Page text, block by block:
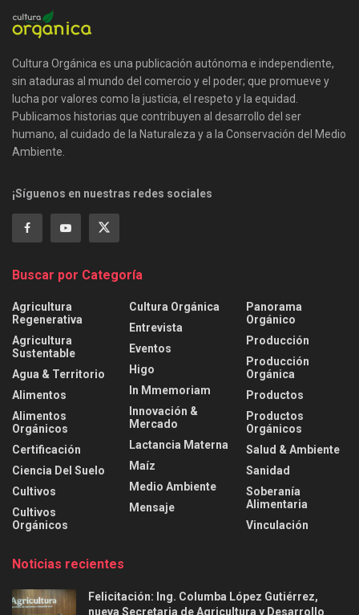
Cultura Orgánica es una publicación autónoma e independiente,
sin ataduras al mundo del comercio y el poder; que promueve y
lucha por valores como la justicia, el respeto y la equidad.
Publicamos historias que contribuyen al desarrollo del ser
humano, al cuidado de la Naturaleza y a la Conservación del Medio
Ambiente.
¡Síguenos en nuestras redes sociales
Buscar por Categoría
Agricultura
Regenerativa
Agricultura
Sustentable
Agua & Territorio
Alimentos
Alimentos
Orgánicos
Certificación
Ciencia Del Suelo
Cultivos
Cultivos
Orgánicos
Cultura Orgánica
Entrevista
Eventos
Higo
In Mmemoriam
Innovación &
Mercado
Lactancia Materna
Maíz
Medio Ambiente
Mensaje
Panorama
Orgánico
Producción
Producción
Orgánica
Productos
Productos
Orgánicos
Salud & Ambiente
Sanidad
Soberanía
Alimentaria
Vinculación
Noticias recientes
Felicitación: Ing. Columba López Gutiérrez,
nueva Secretaria de Agricultura y Desarrollo